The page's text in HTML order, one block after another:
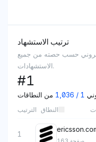
ترتيب الاستشهاد
حسب حصته من جميع
الاستشهادات.
#1
1
/
1,036
الترتيب النطاق
1